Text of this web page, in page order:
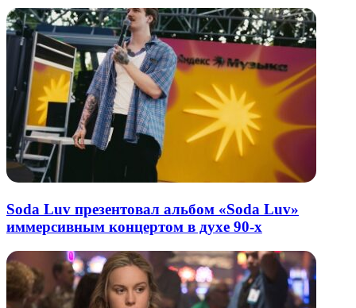
Soda Luv презентовал альбом «Soda Luv»
иммерсивным концертом в духе 90-х